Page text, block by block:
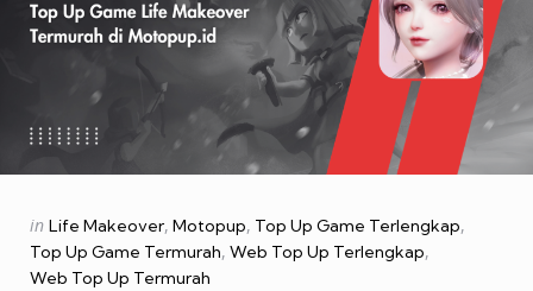
Categories
Posted
in
in Life Makeover Motopup Top Up Game Terlengkap
Top Up Game Termurah Web Top Up Terlengkap
Web Top Up Termurah